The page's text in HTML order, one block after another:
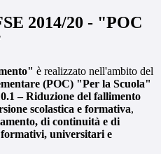
2014/20 - "POC
è realizzato nell'ambito del
(POC) "Per la Scuola"
– Riduzione del fallimento
scolastica e formativa,
di continuità e di
formativi, universitari e